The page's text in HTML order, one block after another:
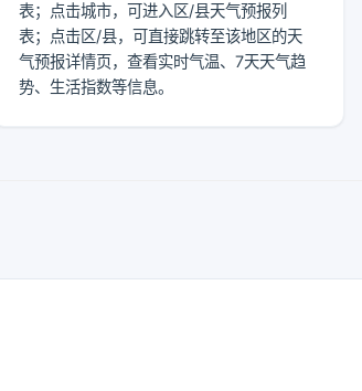
表；点击城市，可进入区/县天气预报列
表；点击区/县，可直接跳转至该地区的天
气预报详情页，查看实时气温、7天天气趋
势、生活指数等信息。